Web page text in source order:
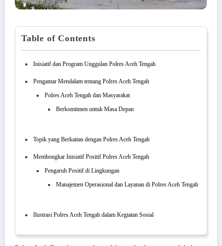
Table of Contents
Inisiatif dan Program Unggulan Polres Aceh Tengah
Pengantar Mendalam tentang Polres Aceh Tengah
Polres Aceh Tengah dan Masyarakat
Berkomitmen untuk Masa Depan
Topik yang Berkaitan dengan Polres Aceh Tengah
Membongkar Inisiatif Positif Polres Aceh Tengah
Pengaruh Positif di Lingkungan
Manajemen Operasional dan Layanan di Polres Aceh Tengah
Ilustrasi Polres Aceh Tengah dalam Kegiatan Sosial